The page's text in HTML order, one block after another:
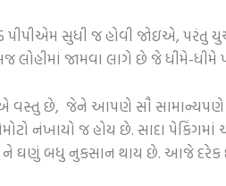
પીપીએમ સુધી જ હોવી જોઇએ, પરંતુ
જામવા લાગે છે જે ધીમે-ધીમે
એ વસ્તુ છે, જેને આપણે સૌ
નંખાયો જ હોય છે. સાદા
ઘણું બધુ નુકસાન થાય છે. આજે દરેક